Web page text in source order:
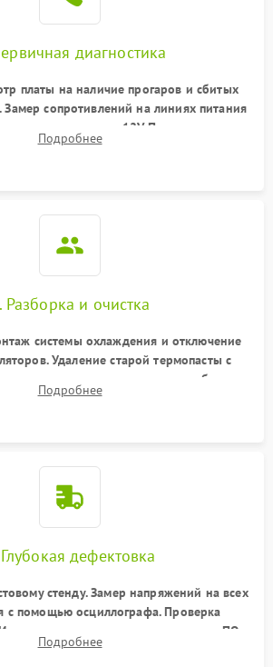
диагностика
платы на наличие прогаров и сбитых
Замер сопротивлений на линиях питания
разъемах 12V. Проверка на
основных дросселей питания GPU и
Подробнее
Разборка и очистка
системы охлаждения и отключение
Удаление старой термопасты с
чипа и термопрокладок с банок
Очистка платы от пыли и окислов.
Подробнее
дефектовка
стенду. Замер напряжений на всех
с помощью осциллографа. Проверка
специализированного ПО
MATS
Подробнее